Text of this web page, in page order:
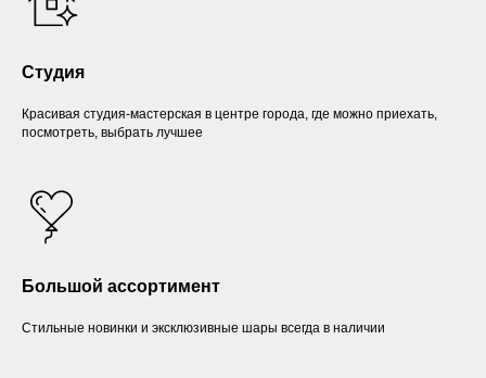
Студия
Красивая студия-мастерская в центре города, где можно приехать,
посмотреть, выбрать лучшее
Большой ассортимент
Стильные новинки и эксклюзивные шары всегда в наличии